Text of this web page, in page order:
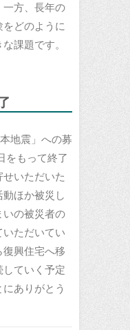
一方、長年の
どのように
課題です。
地震」への募
をもって終了
いただいた
ほか被災し
いの被災者の
ただいてい
復興住宅へ移
ていく予定
ありがとう